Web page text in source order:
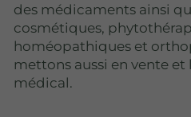
des médicaments ainsi
cosmétiques,
homéopathiques et
mettons aussi en vente
médical.